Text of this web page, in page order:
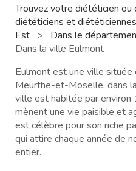
Trouvez votre diététicien ou
diététiciens et diététiciennes
Est > Dans le
Dans la ville Eulmont
Eulmont est une ville
Meurthe-et-Moselle, dans
ville est habitée par
mènent une vie paisible et
est célèbre pour son riche
qui attire chaque année de
entier.